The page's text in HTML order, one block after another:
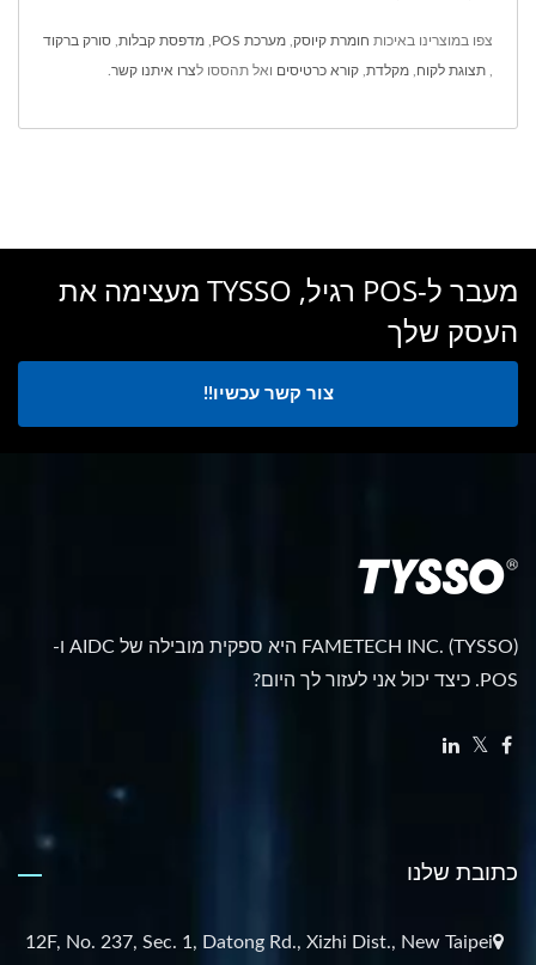
צפו במוצרינו באיכות חומרת קיוסק מערכת POS מדפסת קבלות סורק ברקוד
תצוגת לקוח מקלדת קורא כרטיסים ואל תהססו לצרו איתנו קשר
מעבר ל-POS רגיל, TYSSO מעצימה את
העסק שלך
צור קשר עכשיו!!
FAMETECH INC. (TYSSO) היא ספקית מובילה של AIDC ו-
POS. כיצד יכול אני לעזור לך היום?
כתובת שלנו
12F, No. 237, Sec. 1, Datong Rd., Xizhi Dist., New Taipei